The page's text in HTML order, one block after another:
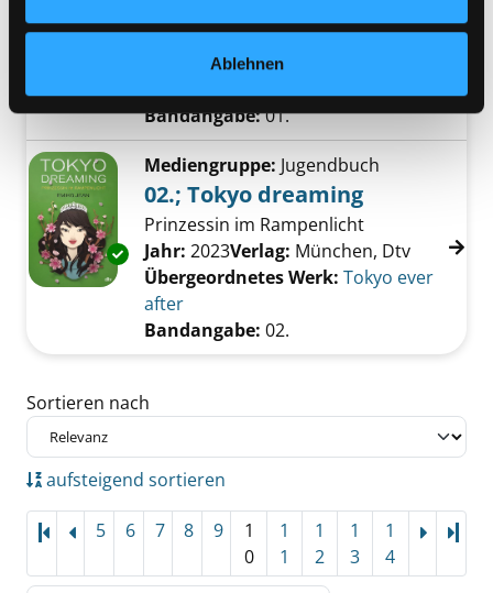
Ablehnen
Grab der Smaragd-Schlange
Suche nach diesem Verfasser
2022Verlag:
Bandangabe:01.
Exemplar-Details von 02.; Tokyo dreaming
Mediengruppe: Jugendbuch
02.; Tokyo dreaming
Prinzessin im Rampenlicht
Suche nach diesem Verfasser
Jahr: 2023Verlag: München, Dtv
Übergeordnetes Werk: Tokyo ever
after
Bandangabe: 02.
Zu den Suchfiltern springen
Sortieren nach
aufsteigend sortieren
5 6 7 8 9
1
0
1
1
1
2
1
3
1
4